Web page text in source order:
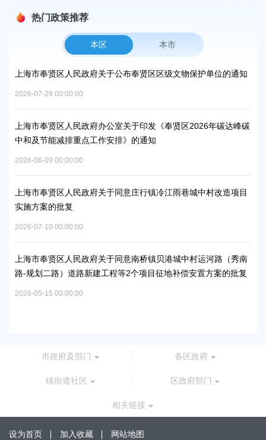
热门政策推荐
本区 本市
公布奉贤区区级文物保护单位的通知
室关于印发《奉贤区2026年碳达峰碳
排》的通知
同意庄行镇冷江雨巷城中村改造项目
同意南桥镇贝港城中村运河路（秀南
程等2个项目征地补偿安置方案的批复
上海市奉贤区人民政府关于同
2026-07-24 00:00:00
上海市奉贤区农业农村委员会
2026-06-15 00:00:00
2026-05-25 00:00:00
上海市奉贤区人民政府关于同
市政府及部门 各区政府
镇街道社区 区政府部门
相关链接
设为首页 加入收藏 网站地图